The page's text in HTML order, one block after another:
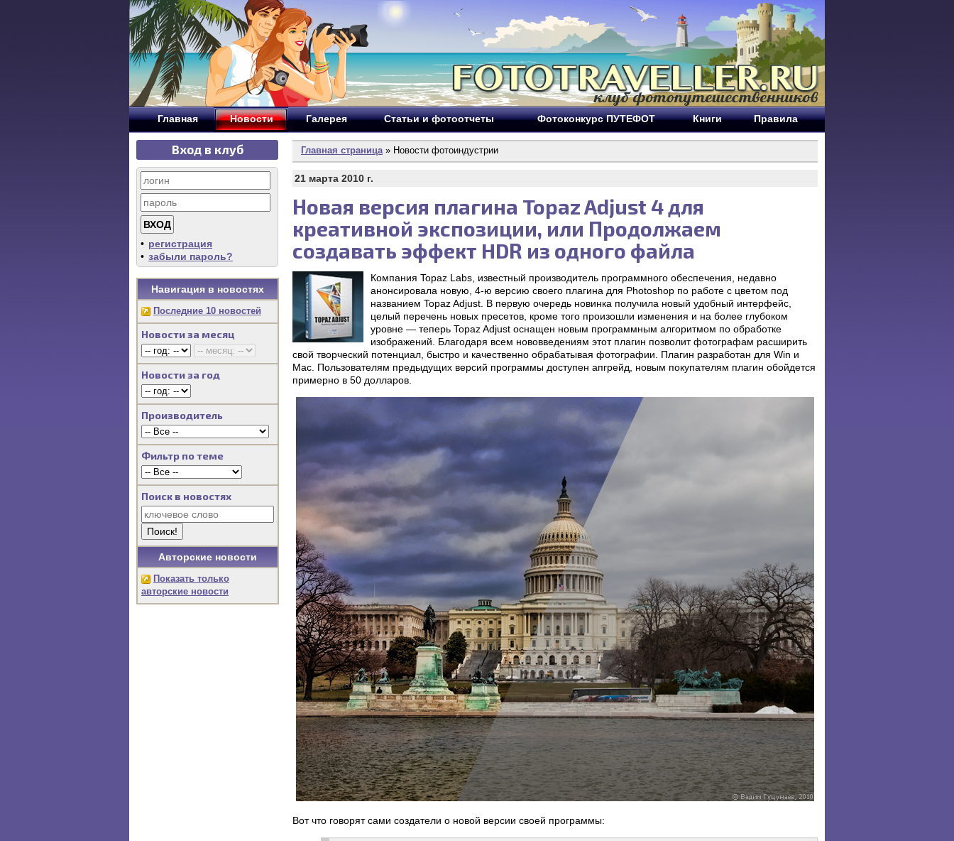
Главная Новости Галерея Статьи и фотоотчеты Фотоконкурс ПУТЕФОТ Книги Правила
Вход в клуб
• регистрация
• забыли пароль?
Навигация в новостях
Последние 10 новостей
Новости за месяц
Новости за год
Производитель
Фильтр по теме
Поиск в новостях
Авторские новости
Показать только
авторские новости
Главная страница» Новости фотоиндустрии
21 марта 2010 г.
Новая версия плагина Topaz Adjust 4 для
креативной экспозиции, или Продолжаем
создавать эффект HDR из одного файла
Компания Topaz Labs, известный производитель программного обеспечения, недавно
анонсировала новую, 4-ю версию своего плагина для Photoshop по работе с цветом под
названием Topaz Adjust. В первую очередь новинка получила новый удобный интерфейс,
целый перечень новых пресетов, кроме того произошли изменения и на более глубоком
уровне — теперь Topaz Adjust оснащен новым программным алгоритмом по обработке
изображений. Благодаря всем нововведениям этот плагин позволит фотографам расширить
свой творческий потенциал, быстро и качественно обрабатывая фотографии. Плагин разработан для Win и
Mac. Пользователям предыдущих версий программы доступен апгрейд, новым покупателям плагин обойдется
примерно в 50 долларов.
Вот что говорят сами создатели о новой версии своей программы: